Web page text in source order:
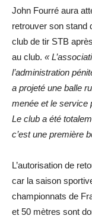
John Fourré aura
retrouver son stand
club de tir STB
au club. «
l’administration
a projeté une balle
menée et le service
Le club a été
c’est une première
L’autorisation de
car la saison
championnats de
et 50 mètres sont